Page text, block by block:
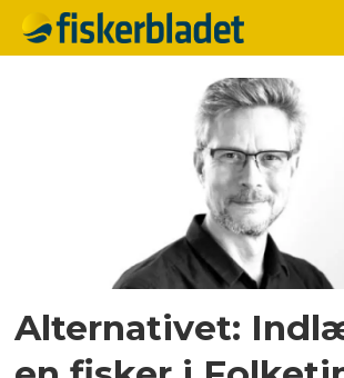
landbruget
Alternativet: